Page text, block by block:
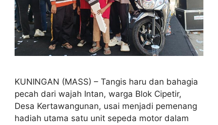
KUNINGAN (MASS) – Tangis haru dan bahagia
pecah dari wajah Intan, warga Blok Cipetir,
Desa Kertawangunan, usai menjadi pemenang
hadiah utama satu unit sepeda motor dalam